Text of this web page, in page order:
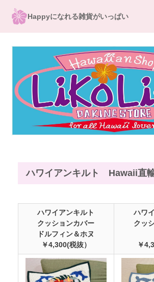
Happyになれる雑貨がいっぱい
ハワイアンキルト Hawaii直
ハワイアンキルト
クッションカバー
ドルフィン＆ホヌ
￥4,300(税抜）
ハワ
クッ
￥